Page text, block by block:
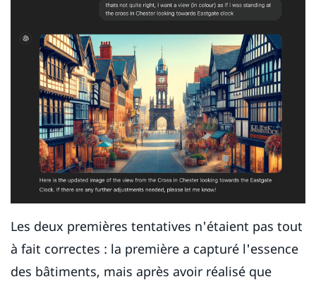
Les deux premières tentatives n'étaient pas tout
à fait correctes : la première a capturé l'essence
des bâtiments, mais après avoir réalisé que